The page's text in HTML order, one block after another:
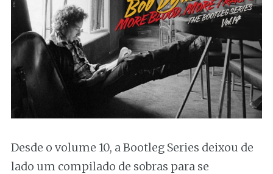
Desde o volume 10, a Bootleg Series deixou de
lado um compilado de sobras para se